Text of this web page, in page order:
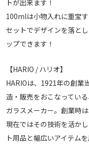
トが出来ます！
100mlは小物入れに重宝
セットでデザインを落と
ップできます！
【HARIO / ハリオ】
HARIOは、1921年の創業
造・販売をおこなってい
ガラスメーカー。創業時
現在ではその技術を活か
ト用品と幅広いアイテムを